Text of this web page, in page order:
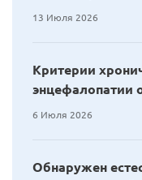
13 Июля 2026
Критерии
энцефалопатии
6 Июля 2026
Обнаружен